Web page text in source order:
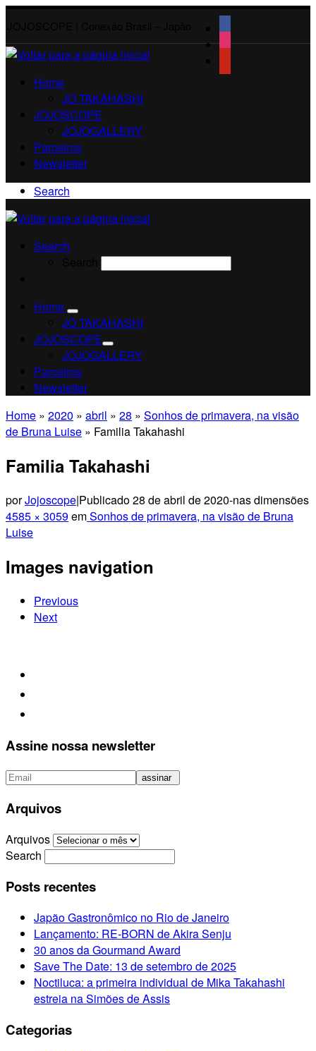
Home
JO TAKAHASHI
JOJOSCOPE
JOJOGALLERY
Parceiros
Newsletter
Search
Search
Home
JO TAKAHASHI
JOJOSCOPE
JOJOGALLERY
Parceiros
Newsletter
Home » 2020 » abril » 28 » Sonhos de primavera, na visão
de Bruna Luise » Familia Takahashi
Familia Takahashi
porJojoscope|Publicado28 de abril de 2020-nas dimensões
4585 × 3059emSonhos de primavera, na visão de Bruna
Luise
Images navigation
Previous
Next
Assine nossa newsletter
Arquivos
Arquivos
Search
Posts recentes
Japão Gastronômico no Rio de Janeiro
Lançamento: RE-BORN de Akira Senju
30 anos da Gourmand Award
Save The Date: 13 de setembro de 2025
Noctiluca: a primeira individual de Mika Takahashi
estreia na Simões de Assis
Categorias